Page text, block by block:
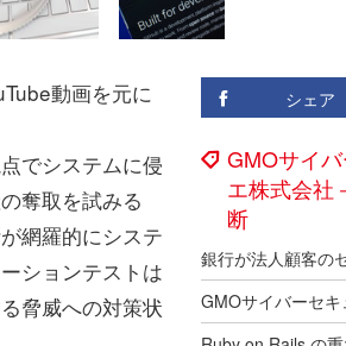
シェア
GMOサイ
エ株式会社
断
動画を元に
でシステムに侵
奪取を試みる
網羅的にシステ
ションテストは
脅威への対策状